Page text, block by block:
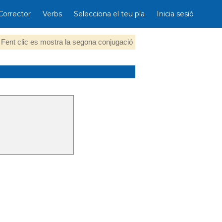
Verbs Selecciona el teu pla Inicia sesió
Fent clic es mostra la segona conjugació